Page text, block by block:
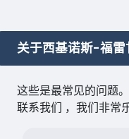
关于西基诺斯-福
这些是最常见的问题
联系我们 ，我们非常